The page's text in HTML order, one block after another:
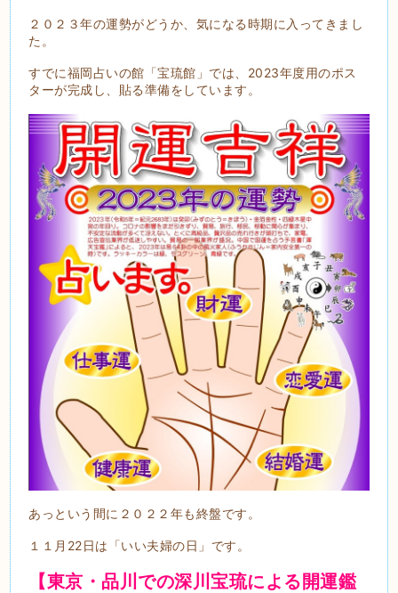
２０２３年の運勢がどうか、気になる時期に入ってきまし
た。
すでに福岡占いの館「宝琉館」では、2023年度用のポス
ターが完成し、貼る準備をしています。
あっという間に２０２２年も終盤です。
１１月22日は「いい夫婦の日」です。
【東京・品川での深川宝琉による開運鑑